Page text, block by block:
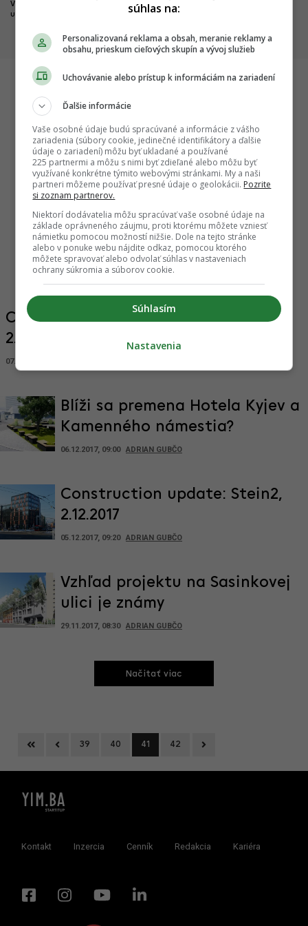
súhlas na:
Personalizovaná reklama a obsah, meranie reklamy a
obsahu, prieskum cieľových skupín a vývoj služieb
Uchovávanie alebo prístup k informáciám na zariadení
Ďalšie informácie
Vaše osobné údaje budú spracúvané a informácie z vášho
zariadenia (súbory cookie, jedinečné identifikátory a ďalšie
údaje o zariadení) môžu byť ukladané a používané
225 partnermi a môžu s nimi byť zdieľané alebo môžu byť
využívané konkrétne týmito webovými stránkami. My a naši
partneri môžeme používať presné údaje o geolokácii. Pozrite
si zoznam partnerov.
Niektorí dodávatelia môžu spracúvať vaše osobné údaje na
základe oprávneného záujmu, proti ktorému môžete vzniesť
námietku pomocou možností nižšie. Dole na tejto stránke
alebo v ponuke webu nájdite odkaz, pomocou ktorého
môžete spravovať alebo odvolať súhlas v nastaveniach
ochrany súkromia a súborov cookie.
Súhlasím
Nastavenia
Výnimočný park čoskoro doplní
unikátny most
projektov napreduje, hlásia
Startitup
Lenka a Peter premenili chalupu z 19. storočia
na ukážkový „smart home“ s charakterom
Construction update: Blumental,
2.12.2017
07.12.2017, 09:00
Blíži sa premena Hotela Kyjev a
Kamenného námestia?
06.12.2017, 09:00 ADRIAN GUBČO
Construction update: Stein2,
2.12.2017
05.12.2017, 09:20 ADRIAN GUBČO
Vzhľad projektu na Sasinkovej
ulici je známy
29.11.2017, 08:30 ADRIAN GUBČO
Načitať viac
First Previous
39 40 41 42
Kontakt Inzercia Cenník Redakcia Kariéra